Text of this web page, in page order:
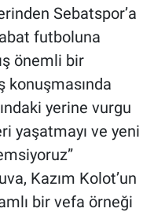
Sebatspor’a
futboluna
önemli bir
konuşmasında
yerine vurgu
yaşatmayı ve yeni
Kazım Kolot’un
bir vefa örneği